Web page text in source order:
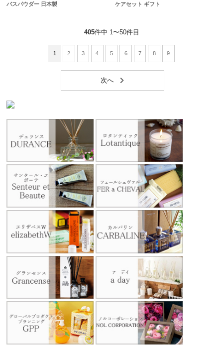
バスパウダー 日本製
ケアセット ギフト
405件中 1〜50件目
1 2 3 4 5 6 7 8 9